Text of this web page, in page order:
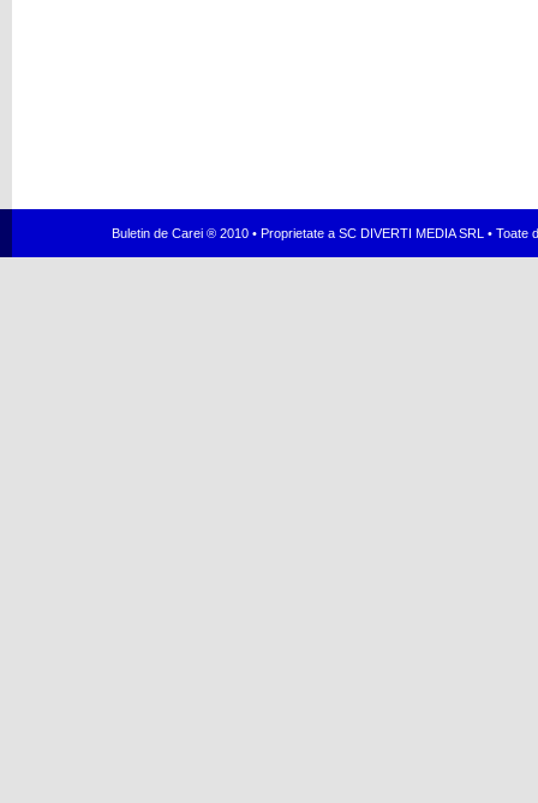
Buletin de Carei ® 2010 • Proprietate a SC DIVERTI MEDIA SRL •